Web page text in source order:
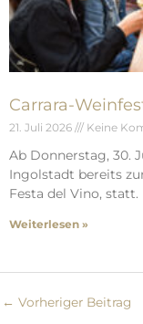
Carrara-
21. Juli 2026 Keine
Ab Donnerstag, 30.
Ingolstadt bereits
Festa del Vino, statt.
Weiterlesen »
← Vorheriger Beitrag